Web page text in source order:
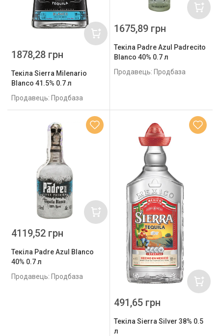
Текіла Sierra Milenario
Blanco 41.5% 0.7 л
Продавець: Продбаза
1878,28 грн
Текіла Padre Azul Padrecito
Blanco 40% 0.7 л
Продавець: Продбаза
1675,89 грн
Текіла Padre Azul Blanco
40% 0.7 л
Продавець: Продбаза
4119,52 грн
Текіла Sierra Silver 38% 0.5
л
491,65 грн